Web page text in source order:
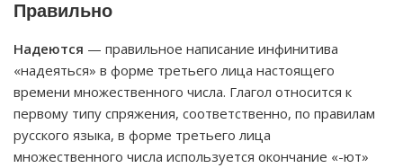
Правильно
Надеются — правильное написание инфинитива
«надеяться» в форме третьего лица настоящего
времени множественного числа. Глагол относится к
первому типу спряжения, соответственно, по правилам
русского языка, в форме третьего лица
множественного числа используется окончание «-ют»